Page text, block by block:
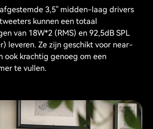
3,5" midden-laag drivers
kunnen een totaal
van 18W*2 (RMS) en 92,5dB SPL
leveren. Ze zijn geschikt voor near-
ook krachtig genoeg om een
te vullen.